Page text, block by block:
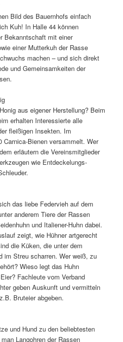
Bild des Bauernhofs einfach
Kuh! In Halle 44 können
Bekanntschaft mit einer
einer Mutterkuh der Rasse
machen – und sich direkt
und Gemeinsamkeiten der
aus eigener Herstellung? Beim
erhalten Interessierte alle
fleißigen Insekten. Im
Carnica-Bienen versammelt. Wer
erläutern die Vereinsmitglieder
wie Entdeckelungs-
das liebe Federvieh auf dem
anderem Tiere der Rassen
und Italiener-Huhn dabei.
zeigt, wie Hühner artgerecht
die Küken, die unter dem
im Streu scharren. Wer weiß, zu
Wieso legt das Huhn
Fachleute vom Verband
geben Auskunft und vermitteln
Bruteier abgeben.
und Hund zu den beliebtesten
Langohren der Rassen